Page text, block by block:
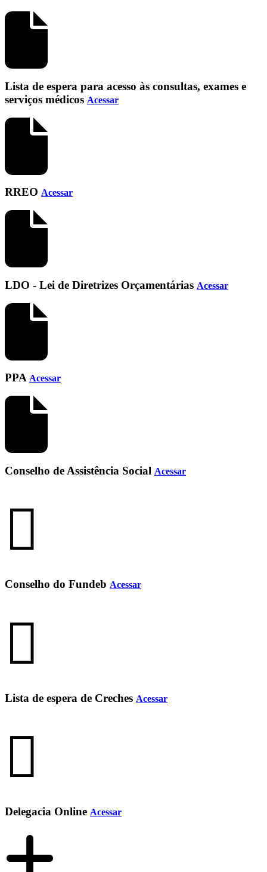
Lista de espera para acesso às consultas, exames e
serviços médicos Acessar
RREO Acessar
LDO - Lei de Diretrizes Orçamentárias Acessar
PPA Acessar
Conselho de Assistência Social Acessar
Conselho do Fundeb Acessar
Lista de espera de Creches Acessar
Delegacia Online Acessar